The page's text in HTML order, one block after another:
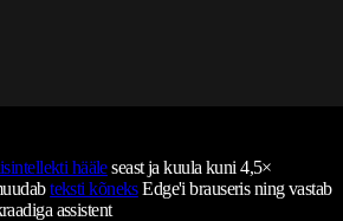
hääleseast ja kuula kuni 4,5×
teksti kõneksEdge'i brauseris ning vastab
assistent